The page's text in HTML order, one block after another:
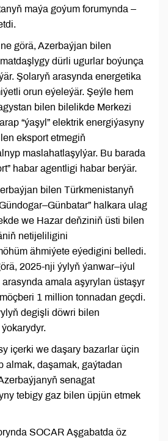
maýa goýum forumynda –
görä, Azerbaýjan bilen
dürli ugurlar boýunça
Şolaryň arasynda energetika
orun eýeleýär. Şeýle hem
bilen bilelikde Merkezi
“ýaşyl” elektrik energiýasyny
eksport etmegiň
maslahatlaşylýar. Bu barada
habar agentligi habar berýär.
bilen Türkmenistanyň
halkara ulag
we Hazar deňziniň üsti bilen
netijeliligini
ähmiýete eýedigini belledi.
2025-nji ýylyň ýanwar–iýul
amala aşyrylan üstaşyr
1 million tonnadan geçdi.
degişli döwri bilen
içerki we daşary bazarlar üçin
almak, daşamak, gaýtadan
senagat
tebigy gaz bilen üpjün etmek
SOCAR Aşgabatda öz